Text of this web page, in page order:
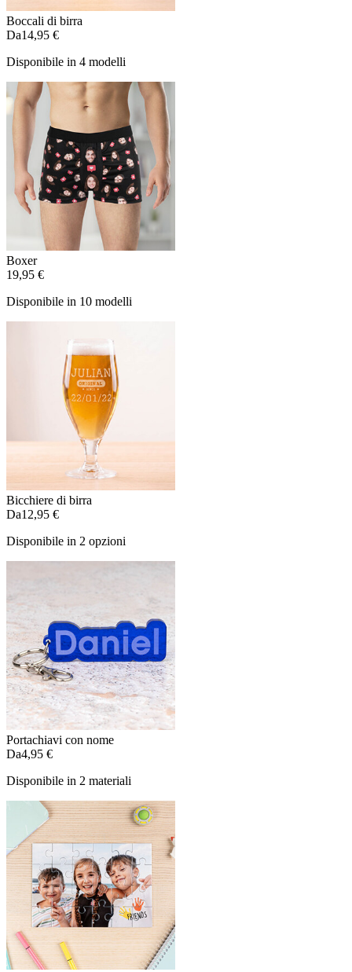
Boccali di birra
Da14,95 €
Disponibile in 4 modelli
Boxer
19,95 €
Disponibile in 10 modelli
Bicchiere di birra
Da12,95 €
Disponibile in 2 opzioni
Portachiavi con nome
Da4,95 €
Disponibile in 2 materiali